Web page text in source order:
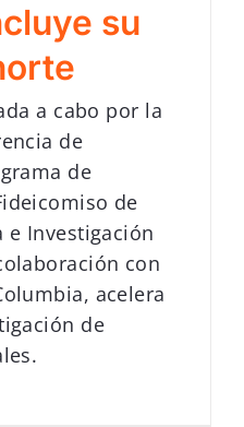
su
a cabo por la
de
de
de
e Investigación
con
acelera
de